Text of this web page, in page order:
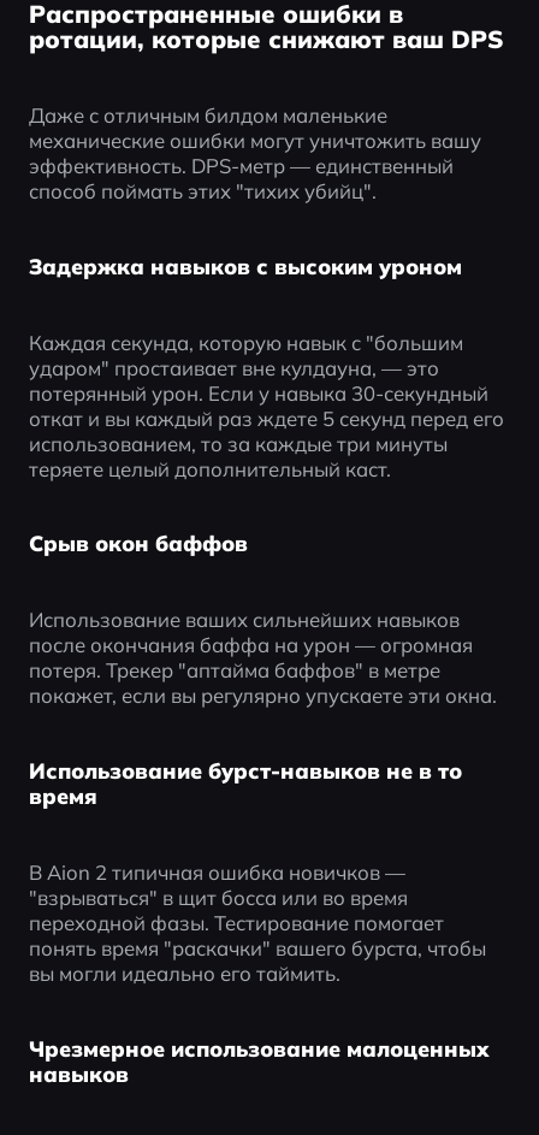
Распространенные ошибки в
ротации, которые снижают ваш DPS
Даже с отличным билдом маленькие
механические ошибки могут уничтожить вашу
эффективность. DPS-метр — единственный
способ поймать этих "тихих убийц".
Задержка навыков с высоким уроном
Каждая секунда, которую навык с "большим
ударом" простаивает вне кулдауна, — это
потерянный урон. Если у навыка 30-секундный
откат и вы каждый раз ждете 5 секунд перед его
использованием, то за каждые три минуты
теряете целый дополнительный каст.
Срыв окон баффов
Использование ваших сильнейших навыков
после окончания баффа на урон — огромная
потеря. Трекер "аптайма баффов" в метре
покажет, если вы регулярно упускаете эти окна.
Использование бурст-навыков не в то
время
В Aion 2 типичная ошибка новичков —
"взрываться" в щит босса или во время
переходной фазы. Тестирование помогает
понять время "раскачки" вашего бурста, чтобы
вы могли идеально его таймить.
Чрезмерное использование малоценных
навыков